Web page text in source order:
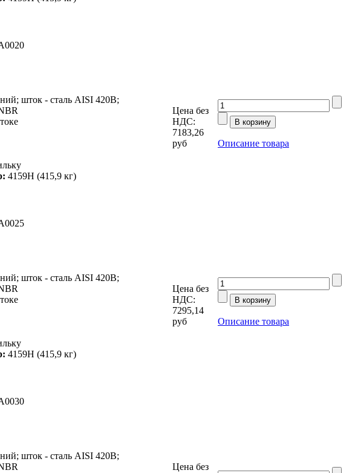
шток - сталь AISI 420В;
4159H (415,9 кг)
Цена без
НДС:
7183,26
руб
Описание товара
шток - сталь AISI 420В;
4159H (415,9 кг)
Цена без
НДС:
7295,14
руб
Описание товара
шток - сталь AISI 420В;
Цена без